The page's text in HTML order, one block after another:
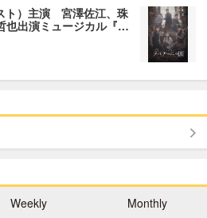
ト）主演 宮澤佐江、珠
也出演ミュージカル『…
Weekly Monthly